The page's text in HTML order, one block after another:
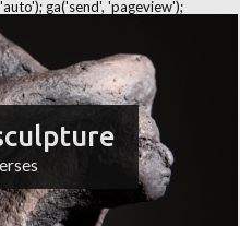
ga('send', 'pageview');